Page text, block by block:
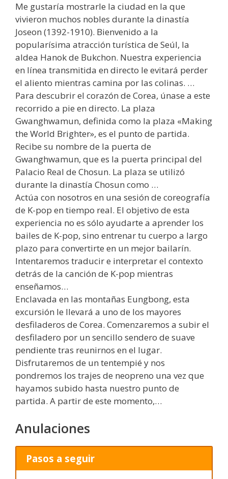
Me gustaría mostrarle la ciudad en la que
vivieron muchos nobles durante la dinastía
Joseon (1392-1910). Bienvenido a la
popularísima atracción turística de Seúl, la
aldea Hanok de Bukchon. Nuestra experiencia
en línea transmitida en directo le evitará perder
el aliento mientras camina por las colinas. …
Para descubrir el corazón de Corea, únase a este
recorrido a pie en directo. La plaza
Gwanghwamun, definida como la plaza «Making
the World Brighter», es el punto de partida.
Recibe su nombre de la puerta de
Gwanghwamun, que es la puerta principal del
Palacio Real de Chosun. La plaza se utilizó
durante la dinastía Chosun como …
Actúa con nosotros en una sesión de coreografía
de K-pop en tiempo real. El objetivo de esta
experiencia no es sólo ayudarte a aprender los
bailes de K-pop, sino entrenar tu cuerpo a largo
plazo para convertirte en un mejor bailarín.
Intentaremos traducir e interpretar el contexto
detrás de la canción de K-pop mientras
enseñamos…
Enclavada en las montañas Eungbong, esta
excursión le llevará a uno de los mayores
desfiladeros de Corea. Comenzaremos a subir el
desfiladero por un sencillo sendero de suave
pendiente tras reunirnos en el lugar.
Disfrutaremos de un tentempié y nos
pondremos los trajes de neopreno una vez que
hayamos subido hasta nuestro punto de
partida. A partir de este momento,…
Anulaciones
Pasos a seguir